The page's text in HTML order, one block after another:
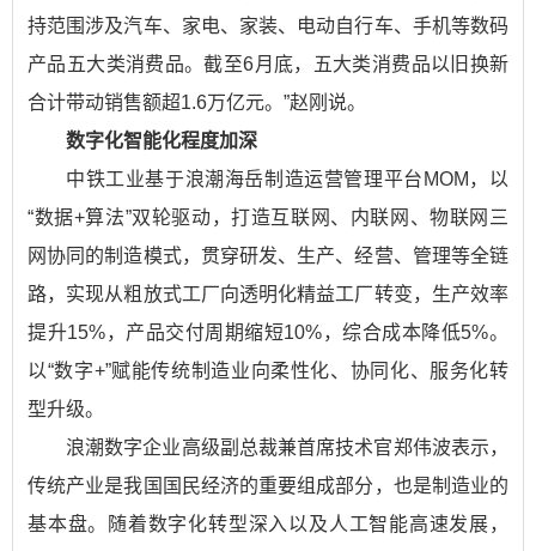
持范围涉及汽车、家电、家装、电动自行车、手机等数码
产品五大类消费品。截至6月底，五大类消费品以旧换新
合计带动销售额超1.6万亿元。”赵刚说。
数字化智能化程度加深
中铁工业基于浪潮海岳制造运营管理平台MOM，以
“数据+算法”双轮驱动，打造互联网、内联网、物联网三
网协同的制造模式，贯穿研发、生产、经营、管理等全链
路，实现从粗放式工厂向透明化精益工厂转变，生产效率
提升15%，产品交付周期缩短10%，综合成本降低5%。
以“数字+”赋能传统制造业向柔性化、协同化、服务化转
型升级。
浪潮数字企业高级副总裁兼首席技术官郑伟波表示，
传统产业是我国国民经济的重要组成部分，也是制造业的
基本盘。随着数字化转型深入以及人工智能高速发展，